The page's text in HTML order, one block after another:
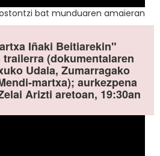
bat munduaren amaieran
Iñaki Beitiarekin"
(dokumentalaren
Udala, Zumarragako
martxa); aurkezpena
Arizti aretoan, 19:30an